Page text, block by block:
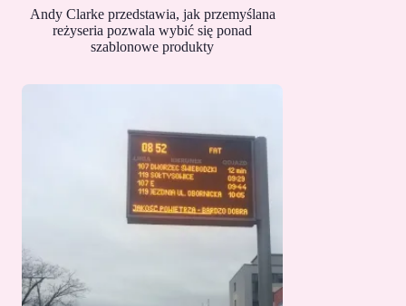
Andy Clarke przedstawia, jak przemyślana
reżyseria pozwala wybić się ponad
szablonowe produkty